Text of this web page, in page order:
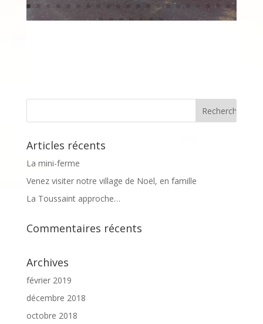
Articles récents
La mini-ferme
Venez visiter notre village de Noël, en famille
La Toussaint approche…
Commentaires récents
Archives
février 2019
décembre 2018
octobre 2018